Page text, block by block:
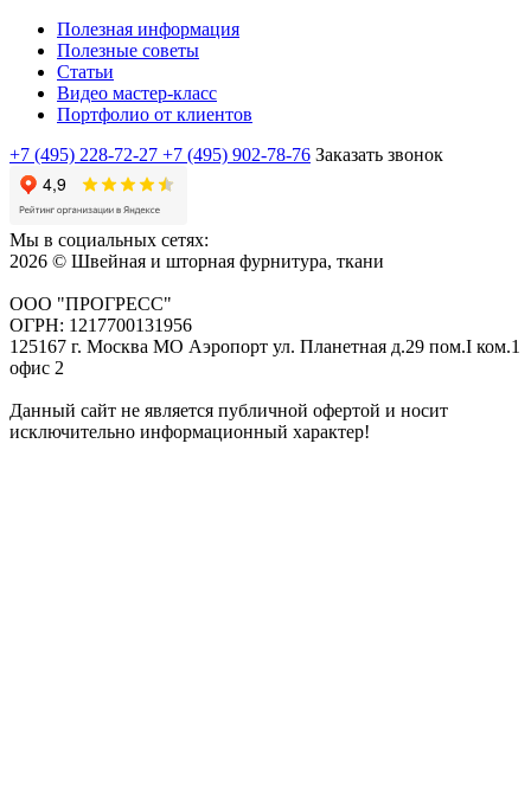
Полезная информация
Полезные советы
Статьи
Видео мастер-класс
Портфолио от клиентов
+7 (495) 228-72-27 +7 (495) 902-78-76 Заказать звонок
Мы в социальных сетях:
2026 © Швейная и шторная фурнитура, ткани
ООО "ПРОГРЕСС"
ОГРН: 1217700131956
125167 г. Москва МО Аэропорт ул. Планетная д.29 пом.I ком.1
офис 2
Данный сайт не является публичной офертой и носит
исключительно информационный характер!